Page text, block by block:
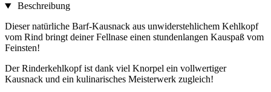
Beschreibung
Dieser natürliche Barf-Kausnack aus unwiderstehlichem Kehlkopf
vom Rind bringt deiner Fellnase einen stundenlangen Kauspaß vom
Feinsten!
Der Rinderkehlkopf ist dank viel Knorpel ein vollwertiger
Kausnack und ein kulinarisches Meisterwerk zugleich!